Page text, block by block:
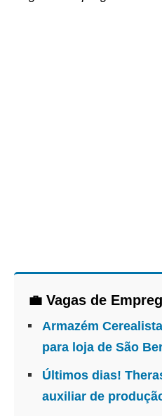
💼 Vagas de
Armazém
para loja de São
Últimos dias!
auxiliar de